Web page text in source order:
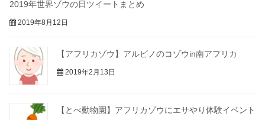
2019年世界ゾウの日ツイートまとめ
2019年8月12日
【アフリカゾウ】アルビノのコゾウin南アフリカ
2019年2月13日
【とべ動物園】アフリカゾウにエサやり体験イベント